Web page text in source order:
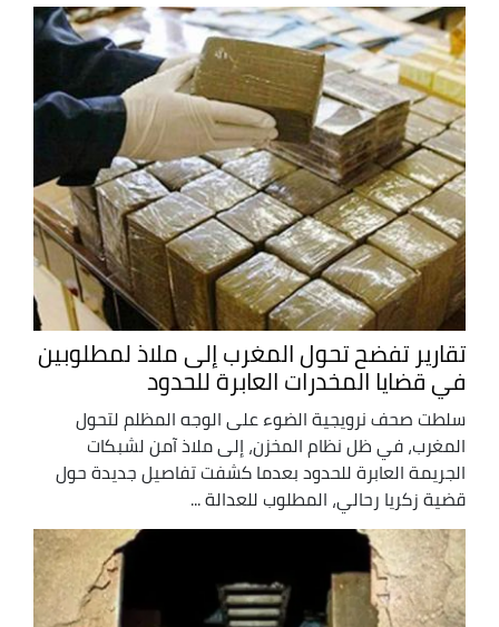
تقارير تفضح تحول المغرب إلى ملاذ لمطلوبين
في قضايا المخدرات العابرة للحدود
سلطت صحف نرويجية الضوء على الوجه المظلم لتحول
المغرب، في ظل نظام المخزن، إلى ملاذ آمن لشبكات
الجريمة العابرة للحدود بعدما كشفت تفاصيل جديدة حول
قضية زكريا رحالي، المطلوب للعدالة ...